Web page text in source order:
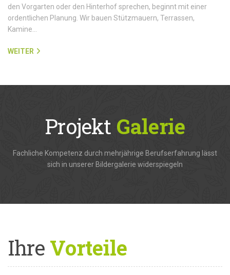
den Vorgarten oder den Hinterhof sprechen, beginnt mit einer
ordentlichen Planung. Wir bauen Stützmauern, Terrassen,
Kamine…
WEITER
Projekt Galerie
Fachliche Kompetenz durch mehrjährige Berufserfahrung lässt
sich in unserer Bildergalerie widerspiegeln
IhreVorteile